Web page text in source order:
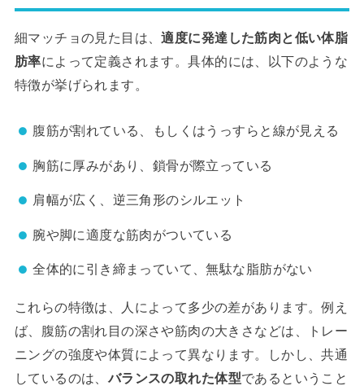
細マッチョの見た目は、適度に発達した筋肉と低い体脂
肪率によって定義されます。具体的には、以下のような
特徴が挙げられます。
腹筋が割れている、もしくはうっすらと線が見える
胸筋に厚みがあり、鎖骨が際立っている
肩幅が広く、逆三角形のシルエット
腕や脚に適度な筋肉がついている
全体的に引き締まっていて、無駄な脂肪がない
これらの特徴は、人によって多少の差があります。例え
ば、腹筋の割れ目の深さや筋肉の大きさなどは、トレー
ニングの強度や体質によって異なります。しかし、共通
しているのは、 バランスの取れた体型であるということ